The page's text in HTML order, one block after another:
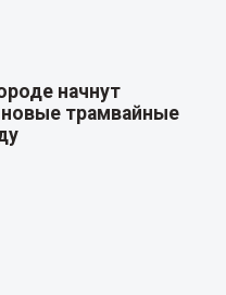
начнут
трамвайные